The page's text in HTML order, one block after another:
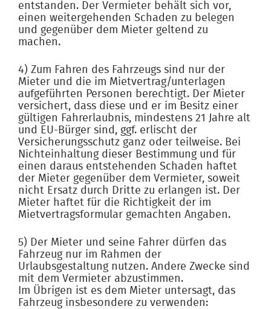
entstanden. Der Vermieter behält sich vor,
einen weitergehenden Schaden zu belegen
und gegenüber dem Mieter geltend zu
machen.
4) Zum Fahren des Fahrzeugs sind nur der
Mieter und die im Mietvertrag/unterlagen
aufgeführten Personen berechtigt. Der Mieter
versichert, dass diese und er im Besitz einer
gültigen Fahrerlaubnis, mindestens 21 Jahre alt
und EU-Bürger sind, ggf. erlischt der
Versicherungsschutz ganz oder teilweise. Bei
Nichteinhaltung dieser Bestimmung und für
einen daraus entstehenden Schaden haftet
der Mieter gegenüber dem Vermieter, soweit
nicht Ersatz durch Dritte zu erlangen ist. Der
Mieter haftet für die Richtigkeit der im
Mietvertragsformular gemachten Angaben.
5) Der Mieter und seine Fahrer dürfen das
Fahrzeug nur im Rahmen der
Urlaubsgestaltung nutzen. Andere Zwecke sind
mit dem Vermieter abzustimmen.
Im Übrigen ist es dem Mieter untersagt, das
Fahrzeug insbesondere zu verwenden: